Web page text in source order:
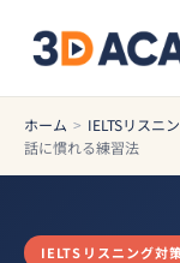
ホーム > IELTSリスニ
話に慣れる練習法
IELTSリスニング対